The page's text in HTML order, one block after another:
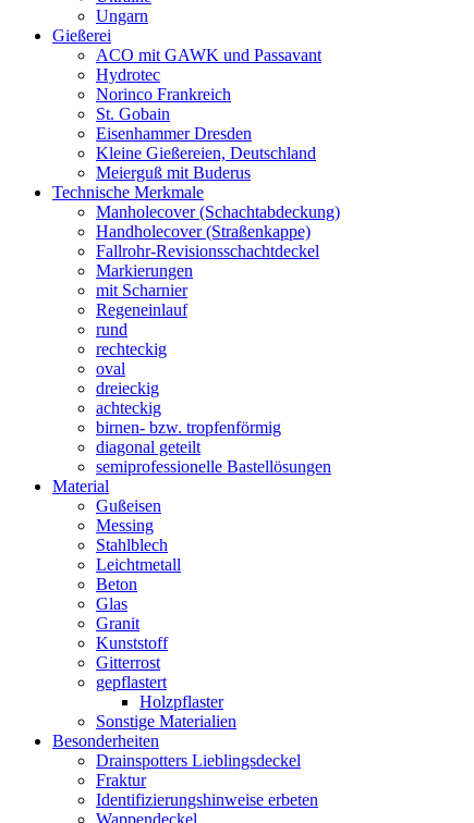
Ungarn
Gießerei
ACO mit GAWK und Passavant
Hydrotec
Norinco Frankreich
St. Gobain
Eisenhammer Dresden
Kleine Gießereien, Deutschland
Meierguß mit Buderus
Technische Merkmale
Manholecover (Schachtabdeckung)
Handholecover (Straßenkappe)
Fallrohr-Revisionsschachtdeckel
Markierungen
mit Scharnier
Regeneinlauf
rund
rechteckig
oval
dreieckig
achteckig
birnen- bzw. tropfenförmig
diagonal geteilt
semiprofessionelle Bastellösungen
Material
Gußeisen
Messing
Stahlblech
Leichtmetall
Beton
Glas
Granit
Kunststoff
Gitterrost
gepflastert
Holzpflaster
Sonstige Materialien
Besonderheiten
Drainspotters Lieblingsdeckel
Fraktur
Identifizierungshinweise erbeten
Wappendeckel